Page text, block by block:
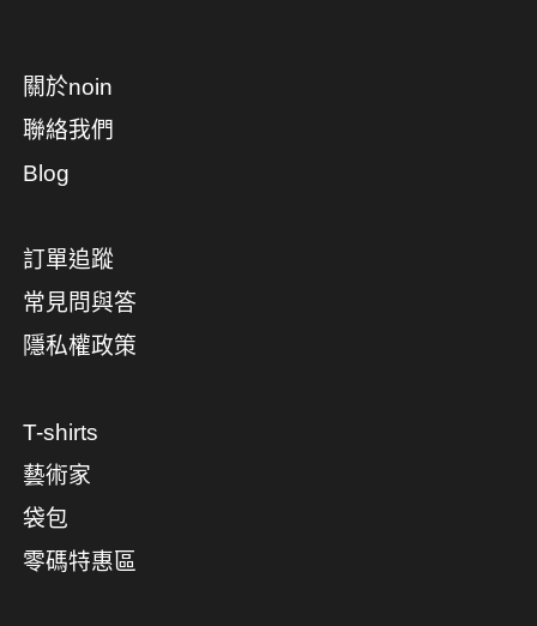
關於noin
聯絡我們
Blog
訂單追蹤
常見問與答
隱私權政策
T-shirts
藝術家
袋包
零碼特惠區